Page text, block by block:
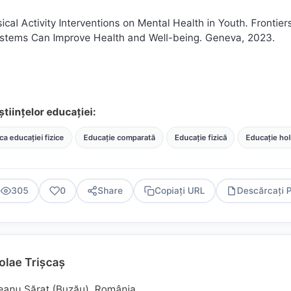
Activity Interventions on Mental Health in Youth.
Can Improve Health and Well-being. Geneva, 2023.
educației:
educației fizice Educație comparată Educație fizică Educație
305 0 Share Copiați URL Descărcați
Trișcaș